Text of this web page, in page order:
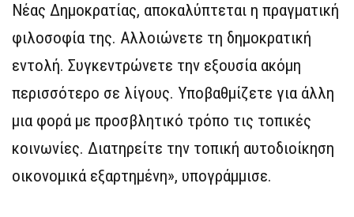
Νέας Δημοκρατίας, αποκαλύπτεται η πραγματική
φιλοσοφία της. Αλλοιώνετε τη δημοκρατική
εντολή. Συγκεντρώνετε την εξουσία ακόμη
περισσότερο σε λίγους. Υποβαθμίζετε για άλλη
μια φορά με προσβλητικό τρόπο τις τοπικές
κοινωνίες. Διατηρείτε την τοπική αυτοδιοίκηση
οικονομικά εξαρτημένη», υπογράμμισε.